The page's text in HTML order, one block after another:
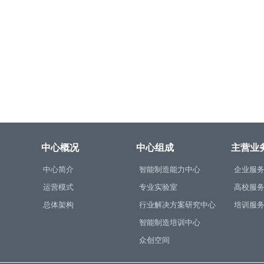
中心简介
运营模式
总体架构
企业服务
高校服务
培训服务
中心概况 中心组成 主营业
智能制造能力中心
专业实验室
行业解决方案研究中心
智能制造培训中心
众创空间